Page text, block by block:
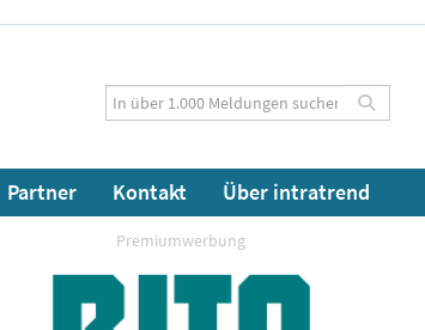
Partner Kontakt Über intratrend
Premiumwerbung